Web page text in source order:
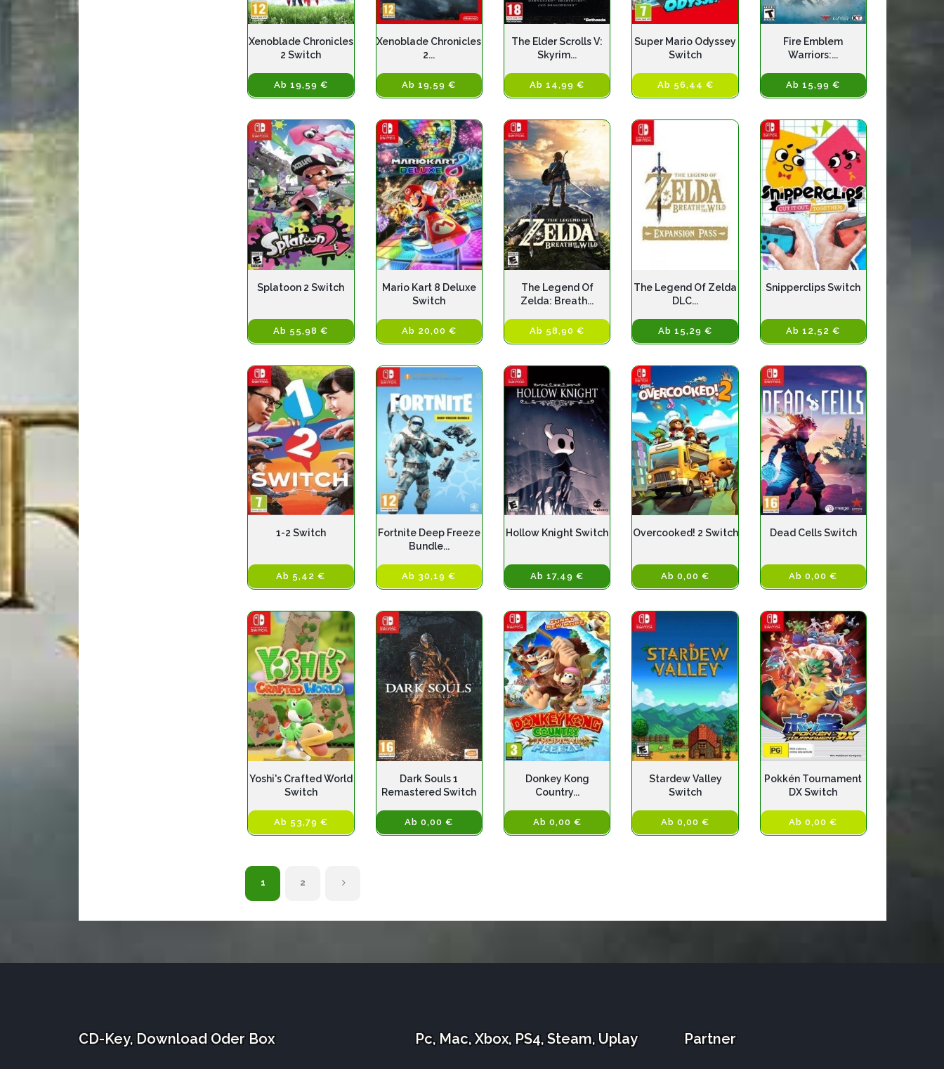
Xenoblade Chronicles
2 Switch
Ab 19,59 €
Xenoblade Chronicles
2...
Ab 19,59 €
The Elder Scrolls V:
Skyrim...
Ab 14,99 €
Super Mario Odyssey
Switch
Ab 56,44 €
Fire Emblem
Warriors:...
Ab 15,99 €
Splatoon 2 Switch
Ab 55,98 €
Mario Kart 8 Deluxe
Switch
Ab 20,00 €
The Legend Of
Zelda: Breath...
Ab 58,90 €
The Legend Of Zelda
DLC...
Ab 15,29 €
Snipperclips Switch
Ab 12,52 €
1-2 Switch
Ab 5,42 €
Fortnite Deep Freeze
Bundle...
Ab 30,19 €
Hollow Knight Switch
Ab 17,49 €
Overcooked! 2 Switch
Ab 0,00 €
Dead Cells Switch
Ab 0,00 €
Yoshi's Crafted World
Switch
Ab 53,79 €
Dark Souls 1
Remastered Switch
Ab 0,00 €
Donkey Kong
Country...
Ab 0,00 €
Stardew Valley
Switch
Ab 0,00 €
Pokkén Tournament
DX Switch
Ab 0,00 €
1 2
CD-Key, Download Oder Box Pc, Mac, Xbox, PS4, Steam, Uplay Partner